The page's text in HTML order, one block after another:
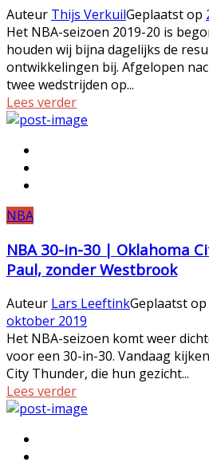
Auteur Thijs VerkuilGeplaatst op
Het NBA-seizoen 2019-20 is
houden wij bijna dagelijks de
ontwikkelingen bij. Afgelopen
twee wedstrijden op...
Lees verder
NBA
NBA 30-in-30 | Oklahoma
Paul, zonder Westbrook
Auteur Lars LeeftinkGeplaatst op
oktober 2019
Het NBA-seizoen komt weer
voor een 30-in-30. Vandaag
City Thunder, die hun gezicht...
Lees verder